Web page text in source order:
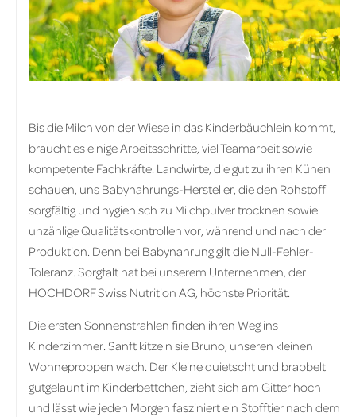
Bis die Milch von der Wiese in das Kinderbäuchlein kommt,
braucht es einige Arbeitsschritte, viel Teamarbeit sowie
kompetente Fachkräfte. Landwirte, die gut zu ihren Kühen
schauen, uns Babynahrungs-Hersteller, die den Rohstoff
sorgfältig und hygienisch zu Milchpulver trocknen sowie
unzählige Qualitätskontrollen vor, während und nach der
Produktion. Denn bei Babynahrung gilt die Null-Fehler-
Toleranz. Sorgfalt hat bei unserem Unternehmen, der
HOCHDORF Swiss Nutrition AG, höchste Priorität.
Die ersten Sonnenstrahlen finden ihren Weg ins
Kinderzimmer. Sanft kitzeln sie Bruno, unseren kleinen
Wonneproppen wach. Der Kleine quietscht und brabbelt
gutgelaunt im Kinderbettchen, zieht sich am Gitter hoch
und lässt wie jeden Morgen fasziniert ein Stofftier nach dem